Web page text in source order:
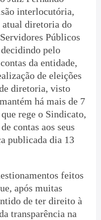
interlocutória,
atual diretoria do
Públicos
pelo
da entidade,
de eleições
diretoria, visto
há mais de 7
rege o Sindicato,
contas aos seus
publicada dia 13
feitos
após muitas
de ter direito à
transparência na